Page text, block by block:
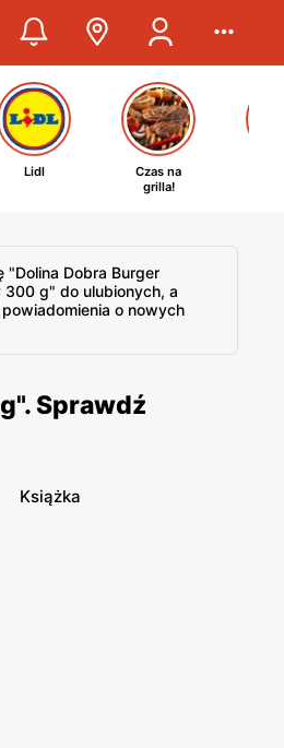
Lidl
Czas na
grilla!
"Dolina Dobra Burger
g" do ulubionych, a
o nowych
Sprawdź
Książka